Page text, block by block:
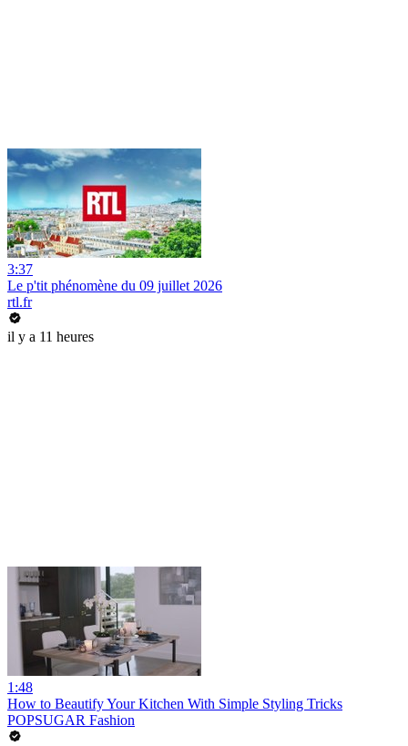
3:37
Le p'tit phénomène du 09 juillet 2026
rtl.fr
il y a 11 heures
1:48
How to Beautify Your Kitchen With Simple Styling Tricks
POPSUGAR Fashion